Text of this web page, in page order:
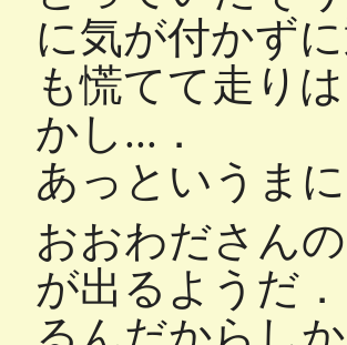
に気が付かず
も慌てて走り
かし...．
あっというま
おおわださん
が出るようだ